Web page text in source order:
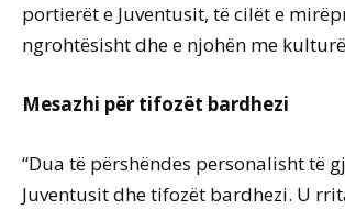
portierët e Juventusit, të cilët e
ngrohtësisht dhe e njohën me
Mesazhi për tifozët bardhezi
“Dua të përshëndes personalisht të
Juventusit dhe tifozët bardhezi. U